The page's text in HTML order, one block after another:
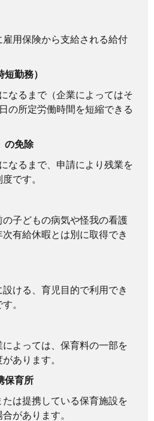
用保険から支給される給付
勤務）
なるまで（企業によってはそ
の所定労働時間を短縮できる
の免除
なるまで、申請により残業を
です。
子どもの病気や怪我の看護
有給休暇とは別に取得でき
ける、育児目的で利用でき
。
によっては、保育料の一部を
あります。
保育所
は提携している保育施設を
があります。